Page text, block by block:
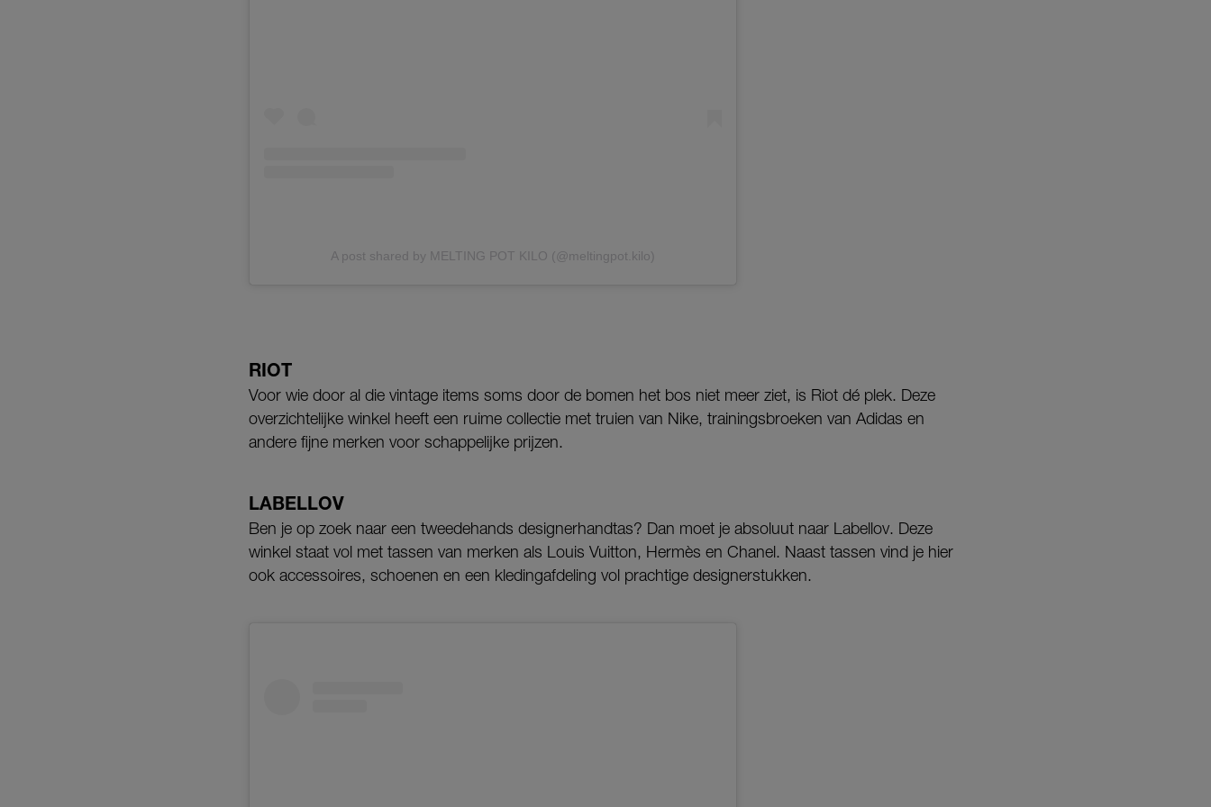
A post shared by MELTING POT KILO (@meltingpot.kilo)
RIOT
Voor wie door al die vintage items soms door de bomen het bos niet meer ziet, is Riot dé plek. Deze
overzichtelijke winkel heeft een ruime collectie met truien van Nike, trainingsbroeken van Adidas en
andere fijne merken voor schappelijke prijzen.
LABELLOV
Ben je op zoek naar een tweedehands designerhandtas? Dan moet je absoluut naar Labellov. Deze
winkel staat vol met tassen van merken als Louis Vuitton, Hermès en Chanel. Naast tassen vind je hier
ook accessoires, schoenen en een kledingafdeling vol prachtige designerstukken.